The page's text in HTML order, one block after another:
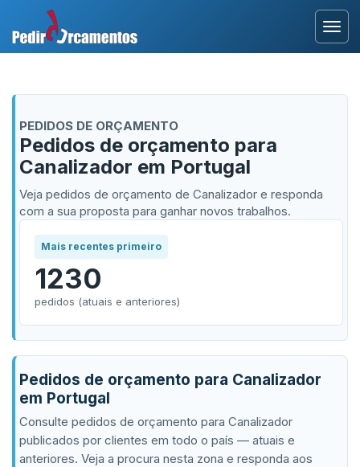
PEDIDOS DE ORÇAMENTO
Pedidos de orçamento para
Canalizador em Portugal
Veja pedidos de orçamento de Canalizador e responda
com a sua proposta para ganhar novos trabalhos.
Mais recentes primeiro
1230
pedidos (atuais e anteriores)
Pedidos de orçamento para Canalizador
em Portugal
Consulte pedidos de orçamento para Canalizador
publicados por clientes em todo o país — atuais e
anteriores. Veja a procura nesta zona e responda aos
Área Profissional
Como Funciona?
Testemunhos